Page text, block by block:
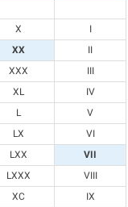
X
I
XX
II
XXX
III
XL
IV
L
V
LX
VI
LXX
VII
LXXX
VIII
XC IX